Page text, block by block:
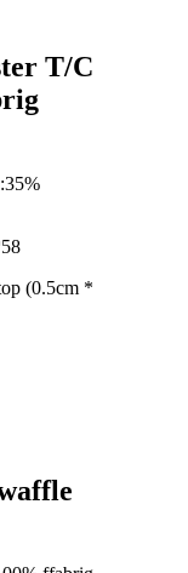
T/C
:35%
(0.5cm *